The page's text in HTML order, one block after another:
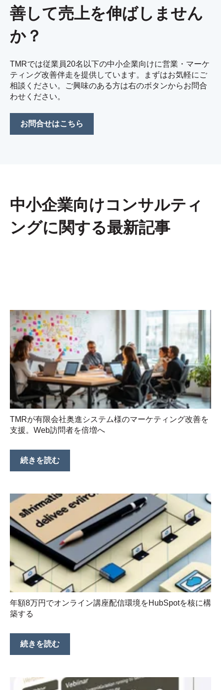
善して売上を伸ばしません
か？
TMRでは従業員20名以下の中小企業向けに営業・マーケ
ティング改善伴走を提供しています。まずはお気軽にご
相談ください。ご興味のある方は右のボタンからお問合
わせください。
お問合せはこちら
中小企業向けコンサルティ
ングに関する最新記事
TMRが有限会社奥進システム様のマーケティング改善を
支援。Web訪問者を倍増へ
続きを読む
年額8万円でオンライン講座配信環境をHubSpotを核に構
築する
続きを読む